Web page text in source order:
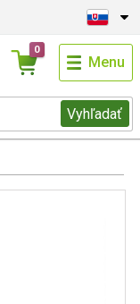
Vyhľadať
0
Menu